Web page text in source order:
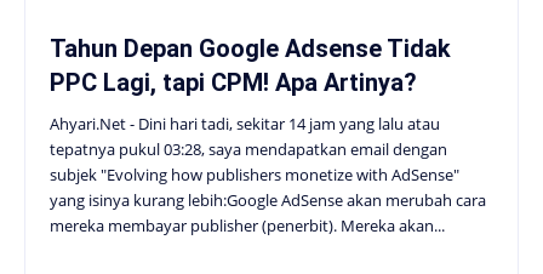
Tahun Depan Google Adsense Tidak
PPC Lagi, tapi CPM! Apa Artinya?
Ahyari.Net - Dini hari tadi, sekitar 14 jam yang lalu atau
tepatnya pukul 03:28, saya mendapatkan email dengan
subjek "Evolving how publishers monetize with AdSense"
yang isinya kurang lebih:Google AdSense akan merubah cara
mereka membayar publisher (penerbit). Mereka akan...